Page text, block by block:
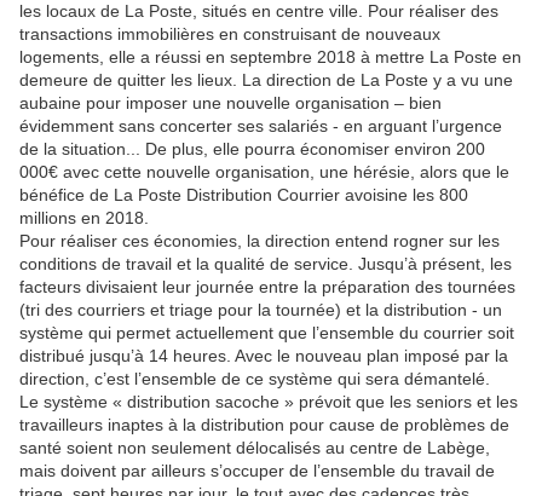
les locaux de La Poste, situés en centre ville. Pour réaliser des
transactions immobilières en construisant de nouveaux
logements, elle a réussi en septembre 2018 à mettre La Poste en
demeure de quitter les lieux. La direction de La Poste y a vu une
aubaine pour imposer une nouvelle organisation – bien
évidemment sans concerter ses salariés - en arguant l’urgence
de la situation... De plus, elle pourra économiser environ 200
000€ avec cette nouvelle organisation, une hérésie, alors que le
bénéfice de La Poste Distribution Courrier avoisine les 800
millions en 2018.
Pour réaliser ces économies, la direction entend rogner sur les
conditions de travail et la qualité de service. Jusqu’à présent, les
facteurs divisaient leur journée entre la préparation des tournées
(tri des courriers et triage pour la tournée) et la distribution - un
système qui permet actuellement que l’ensemble du courrier soit
distribué jusqu’à 14 heures. Avec le nouveau plan imposé par la
direction, c’est l’ensemble de ce système qui sera démantelé.
Le système « distribution sacoche » prévoit que les seniors et les
travailleurs inaptes à la distribution pour cause de problèmes de
santé soient non seulement délocalisés au centre de Labège,
mais doivent par ailleurs s’occuper de l’ensemble du travail de